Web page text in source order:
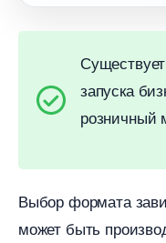
запуска
розничный
ыбор формата
может быть